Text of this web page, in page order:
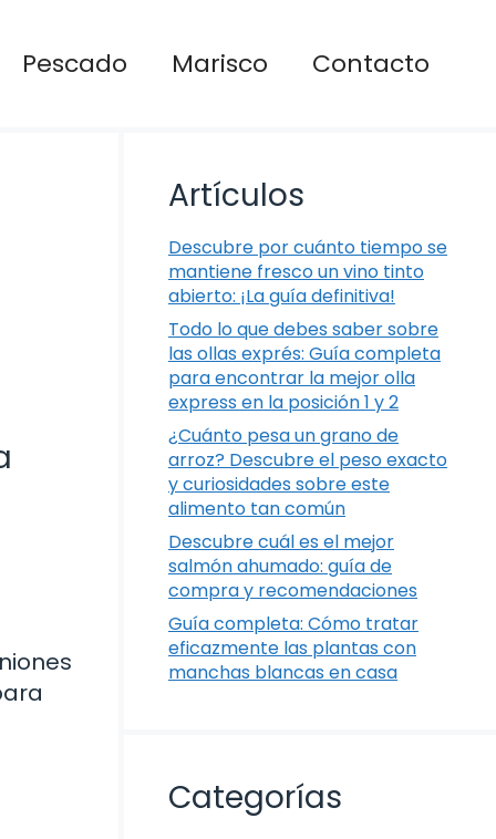
Pescado Marisco Contacto
Artículos
Descubre por cuánto tiempo se
mantiene fresco un vino tinto
abierto: ¡La guía definitiva!
Todo lo que debes saber sobre
las ollas exprés: Guía completa
para encontrar la mejor olla
express en la posición 1 y 2
¿Cuánto pesa un grano de
arroz? Descubre el peso exacto
y curiosidades sobre este
alimento tan común
Descubre cuál es el mejor
salmón ahumado: guía de
compra y recomendaciones
Guía completa: Cómo tratar
eficazmente las plantas con
manchas blancas en casa
Categorías